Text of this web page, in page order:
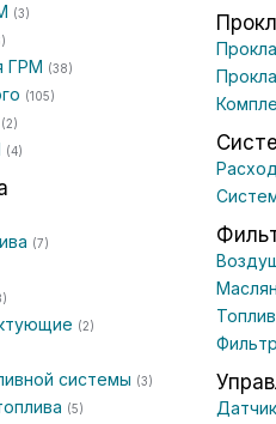
(3)
ГРМ (38)
(105)
(2)
(4)
(7)
(2)
системы (3)
(5)